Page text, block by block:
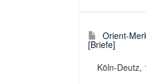
Orient-
[Briefe]
Köln-Deutz,